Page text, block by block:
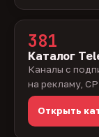
381
Каталог
Каналы с
на рекламу,
Открыть